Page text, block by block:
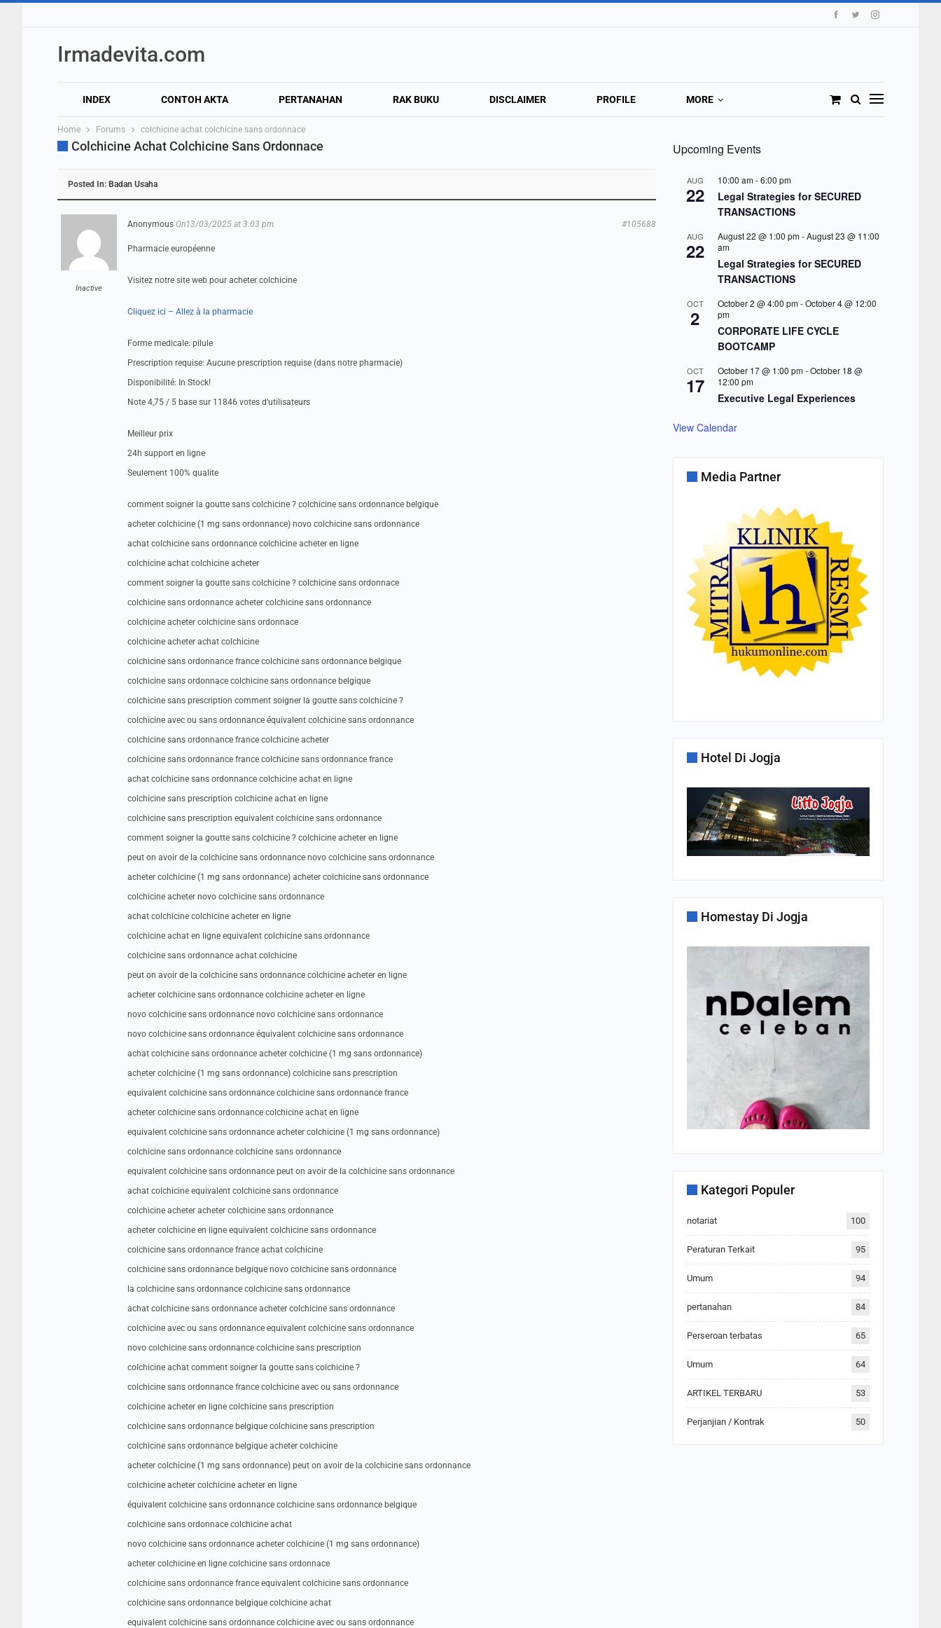
Irmadevita.com
INDEX CONTOH AKTA PERTANAHAN RAK BUKU DISCLAIMER PROFILE MORE
Home Forums colchicine achat colchicine sans ordonnace
Colchicine Achat Colchicine Sans Ordonnace
Posted In: Badan Usaha
Inactive
Anonymous On13/03/2025 at 3:03 pm #105688
Pharmacie européenne
Visitez notre site web pour acheter colchicine
Cliquez ici – Allez à la pharmacie
Forme medicale: pilule
Prescription requise: Aucune prescription requise (dans notre pharmacie)
Disponibilité: In Stock!
Note 4,75 / 5 base sur 11846 votes d’utilisateurs
Meilleur prix
24h support en ligne
Seulement 100% qualite
comment soigner la goutte sans colchicine ? colchicine sans ordonnance belgique
acheter colchicine (1 mg sans ordonnance) novo colchicine sans ordonnance
achat colchicine sans ordonnance colchicine acheter en ligne
colchicine achat colchicine acheter
comment soigner la goutte sans colchicine ? colchicine sans ordonnace
colchicine sans ordonnance acheter colchicine sans ordonnance
colchicine acheter colchicine sans ordonnace
colchicine acheter achat colchicine
colchicine sans ordonnance france colchicine sans ordonnance belgique
colchicine sans ordonnace colchicine sans ordonnance belgique
colchicine sans prescription comment soigner la goutte sans colchicine ?
colchicine avec ou sans ordonnance équivalent colchicine sans ordonnance
colchicine sans ordonnance france colchicine acheter
colchicine sans ordonnance france colchicine sans ordonnance france
achat colchicine sans ordonnance colchicine achat en ligne
colchicine sans prescription colchicine achat en ligne
colchicine sans prescription equivalent colchicine sans ordonnance
comment soigner la goutte sans colchicine ? colchicine acheter en ligne
peut on avoir de la colchicine sans ordonnance novo colchicine sans ordonnance
acheter colchicine (1 mg sans ordonnance) acheter colchicine sans ordonnance
colchicine acheter novo colchicine sans ordonnance
achat colchicine colchicine acheter en ligne
colchicine achat en ligne equivalent colchicine sans ordonnance
colchicine sans ordonnance achat colchicine
peut on avoir de la colchicine sans ordonnance colchicine acheter en ligne
acheter colchicine sans ordonnance colchicine acheter en ligne
novo colchicine sans ordonnance novo colchicine sans ordonnance
novo colchicine sans ordonnance équivalent colchicine sans ordonnance
achat colchicine sans ordonnance acheter colchicine (1 mg sans ordonnance)
acheter colchicine (1 mg sans ordonnance) colchicine sans prescription
equivalent colchicine sans ordonnance colchicine sans ordonnance france
acheter colchicine sans ordonnance colchicine achat en ligne
equivalent colchicine sans ordonnance acheter colchicine (1 mg sans ordonnance)
colchicine sans ordonnance colchicine sans ordonnance
equivalent colchicine sans ordonnance peut on avoir de la colchicine sans ordonnance
achat colchicine equivalent colchicine sans ordonnance
colchicine acheter acheter colchicine sans ordonnance
acheter colchicine en ligne equivalent colchicine sans ordonnance
colchicine sans ordonnance france achat colchicine
colchicine sans ordonnance belgique novo colchicine sans ordonnance
la colchicine sans ordonnance colchicine sans ordonnance
achat colchicine sans ordonnance acheter colchicine sans ordonnance
colchicine avec ou sans ordonnance equivalent colchicine sans ordonnance
novo colchicine sans ordonnance colchicine sans prescription
colchicine achat comment soigner la goutte sans colchicine ?
colchicine sans ordonnance france colchicine avec ou sans ordonnance
colchicine acheter en ligne colchicine sans prescription
colchicine sans ordonnance belgique colchicine sans prescription
colchicine sans ordonnance belgique acheter colchicine
acheter colchicine (1 mg sans ordonnance) peut on avoir de la colchicine sans ordonnance
colchicine acheter colchicine acheter en ligne
équivalent colchicine sans ordonnance colchicine sans ordonnance belgique
colchicine sans ordonnace colchicine achat
novo colchicine sans ordonnance acheter colchicine (1 mg sans ordonnance)
acheter colchicine en ligne colchicine sans ordonnace
colchicine sans ordonnance france equivalent colchicine sans ordonnance
colchicine sans ordonnance belgique colchicine achat
equivalent colchicine sans ordonnance colchicine avec ou sans ordonnance
Upcoming Events
AUG
22
10:00 am-6:00 pm
Legal Strategies for SECURED
TRANSACTIONS
AUG
22
August 22 @ 1:00 pm-August 23 @ 11:00
am
Legal Strategies for SECURED
TRANSACTIONS
OCT
2
October 2 @ 4:00 pm-October 4 @ 12:00
pm
CORPORATE LIFE CYCLE
BOOTCAMP
OCT
17
October 17 @ 1:00 pm-October 18 @
12:00 pm
Executive Legal Experiences
View Calendar
Media Partner
Hotel Di Jogja
Homestay Di Jogja
Kategori Populer
notariat 100
Peraturan Terkait 95
Umum 94
pertanahan 84
Perseroan terbatas 65
Umum 64
ARTIKEL TERBARU 53
Perjanjian / Kontrak 50